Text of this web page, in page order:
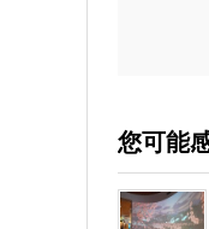
您可能